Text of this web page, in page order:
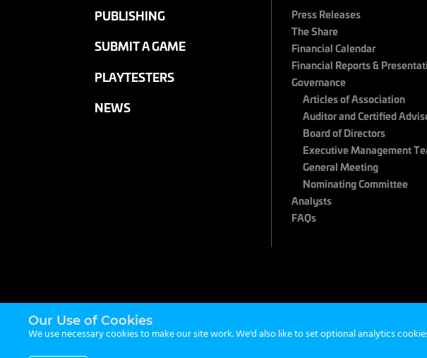
PUBLISHING
SUBMIT A GAME
PLAYTESTERS
NEWS
Press Releases
The Share
Financial Calendar
Financial Reports &
Governance
Articles of Association
Auditor and Certified
Board of Directors
Executive Management
General Meeting
Nominating Committee
Analysts
FAQs
Our Use of Cookies
We use necessary cookies to make our site work. We'd also like to set optional analytics